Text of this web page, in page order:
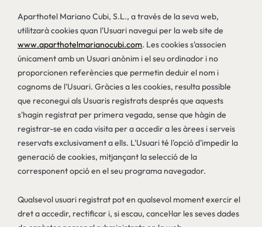
Aparthotel Mariano Cubi, S.L., a través de la seva web,
utilitzarà cookies quan l'Usuari navegui per la web site de
www.aparthotelmarianocubi.com. Les cookies s'associen
únicament amb un Usuari anònim i el seu ordinador i no
proporcionen referències que permetin deduir el nom i
cognoms de l'Usuari. Gràcies a les cookies, resulta possible
que reconegui als Usuaris registrats després que aquests
s'hagin registrat per primera vegada, sense que hàgin de
registrar-se en cada visita per a accedir a les àrees i serveis
reservats exclusivament a ells. L'Usuari té l'opció d'impedir la
generació de cookies, mitjançant la selecció de la
corresponent opció en el seu programa navegador.
Qualsevol usuari registrat pot en qualsevol moment exercir el
dret a accedir, rectificar i, si escau, cancel·lar les seves dades